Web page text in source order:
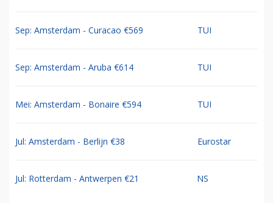
Sep: Amsterdam - Curacao €569 TUI
Sep: Amsterdam - Aruba €614 TUI
Mei: Amsterdam - Bonaire €594 TUI
Jul: Amsterdam - Berlijn €38 Eurostar
Jul: Rotterdam - Antwerpen €21 NS